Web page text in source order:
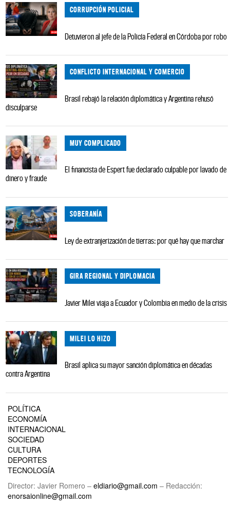
CORRUPCIÓN POLICIAL
Detuvieron al jefe de la Policía Federal en Córdoba por robo
CONFLICTO INTERNACIONAL Y COMERCIO
Brasil rebajó la relación diplomática y Argentina rehusó
disculparse
MUY COMPLICADO
El financista de Espert fue declarado culpable por lavado de
dinero y fraude
SOBERANÍA
Ley de extranjerización de tierras: por qué hay que marchar
GIRA REGIONAL Y DIPLOMACIA
Javier Milei viaja a Ecuador y Colombia en medio de la crisis
MILEI LO HIZO
Brasil aplica su mayor sanción diplomática en décadas
contra Argentina
POLÍTICA
ECONOMÍA
INTERNACIONAL
SOCIEDAD
CULTURA
DEPORTES
TECNOLOGÍA
Director: Javier Romero – eldiario@gmail.com – Redacción:
enorsaionline@gmail.com